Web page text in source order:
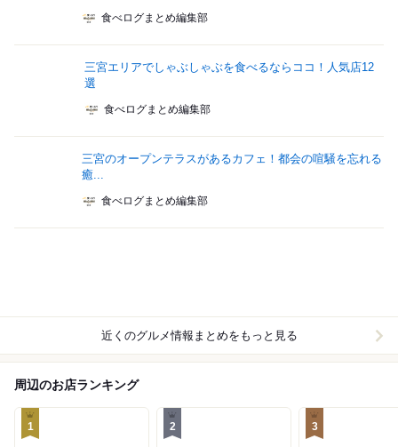
食べログまとめ編集部
三宮エリアでしゃぶしゃぶを食べるならココ！人気店12
選
食べログまとめ編集部
三宮のオープンテラスがあるカフェ！都会の喧騒を忘れる
癒...
食べログまとめ編集部
近くのグルメ情報まとめをもっと見る
周辺のお店ランキング
1 2 3